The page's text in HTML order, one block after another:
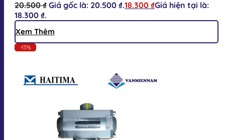
20.500₫ Giá gốc là: 20.500 ₫.18.300 ₫Giá hiện tại là:
18.300 ₫.
Xem Thêm
-13%